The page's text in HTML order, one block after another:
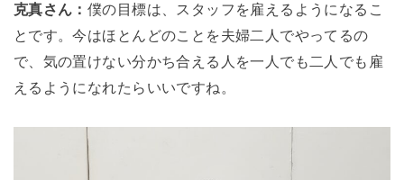
克真さん： 僕の目標は、スタッフを雇えるようになるこ
とです。今はほとんどのことを夫婦二人でやってるの
で、気の置けない分かち合える人を一人でも二人でも雇
えるようになれたらいいですね。